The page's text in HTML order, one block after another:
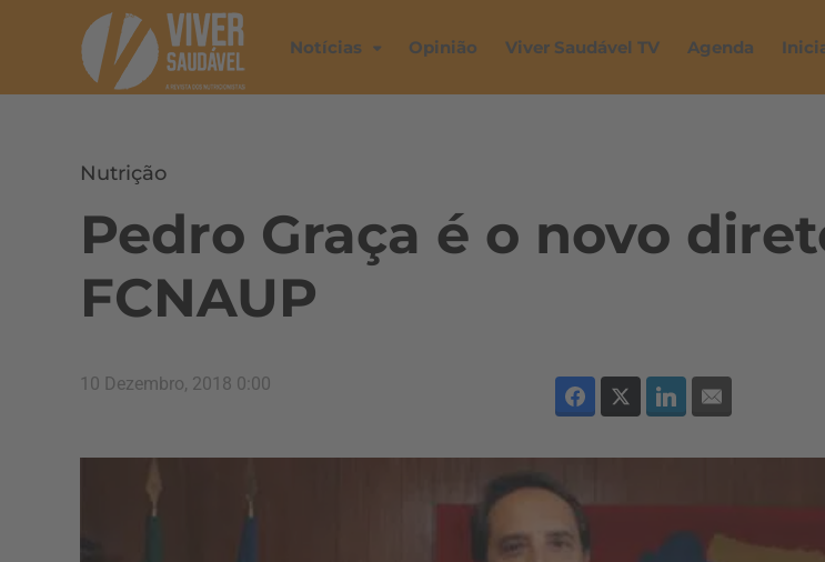
Notícias Opinião Viver Saudável TV Agenda
Nutrição
Pedro Graça é o novo
FCNAUP
10 Dezembro, 2018 0:00